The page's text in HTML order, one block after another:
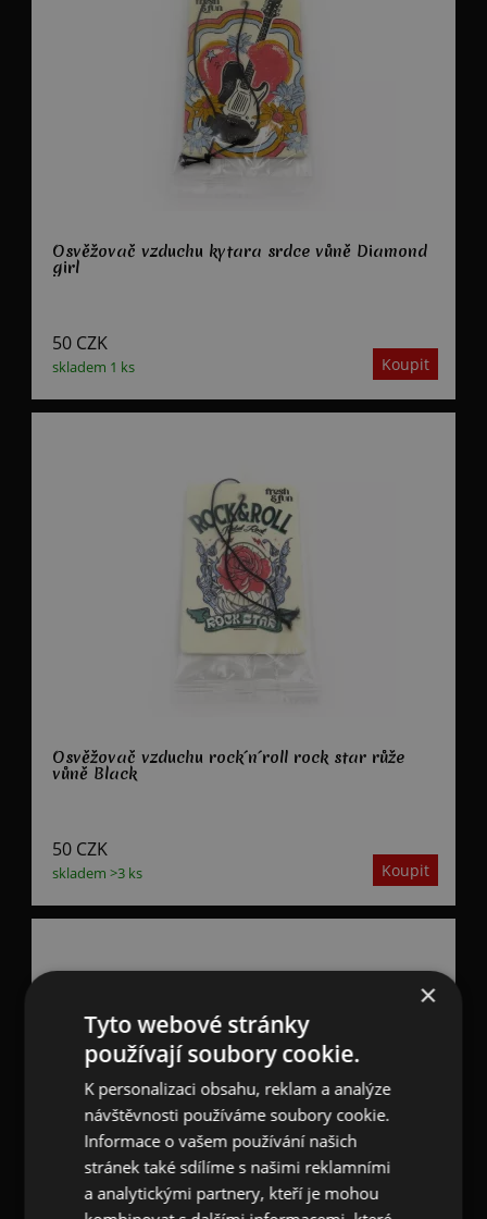
Osvěžovač vzduchu kytara srdce vůně Diamond
girl
skladem 1 ks
50 CZK
Osvěžovač vzduchu rock´n´roll rock star růže
vůně Black
skladem >3 ks
50 CZK
×
Tyto webové stránky
používají soubory cookie.
K personalizaci obsahu, reklam a analýze
návštěvnosti používáme soubory cookie.
Informace o vašem používání našich
stránek také sdílíme s našimi reklamními
a analytickými partnery, kteří je mohou